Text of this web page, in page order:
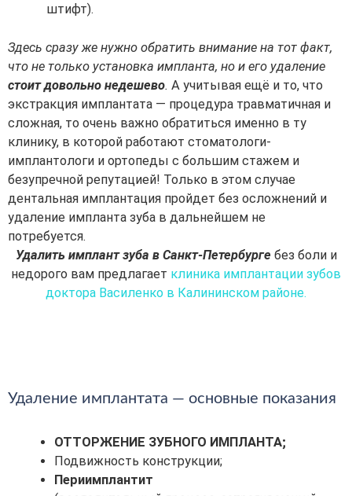
штифт).
Здесь сразу же нужно обратить внимание на тот факт,
что не только установка импланта, но и его удаление
стоит довольно недешево. А учитывая ещё и то, что
экстракция имплантата — процедура травматичная и
сложная, то очень важно обратиться именно в ту
клинику, в которой работают стоматологи-
имплантологи и ортопеды с большим стажем и
безупречной репутацией! Только в этом случае
дентальная имплантация пройдет без осложнений и
удаление импланта зуба в дальнейшем не
потребуется.
Удалить имплант зуба в Санкт-Петербургебез боли и
недорого вам предлагает клиника имплантации зубов
доктора Василенко в Калининском районе.
Удаление имплантата — основные показания
ОТТОРЖЕНИЕ ЗУБНОГО ИМПЛАНТА;
Подвижность конструкции;
Периимплантит